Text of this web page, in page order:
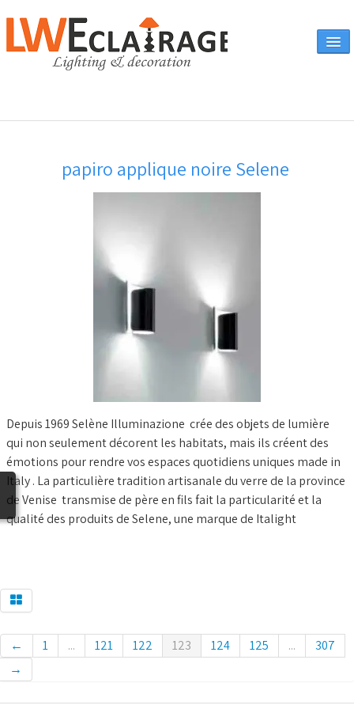
Vente en lignepapiro applique noire Selene
Depuis 1969 Selène Illuminazione crée des objets de lumière
qui non seulement décorent les habitats, mais ils créent des
émotions pour rendre vos espaces quotidiens uniques made in
Italy . La particulière tradition artisanale du verre de la province
de Venise transmise de père en fils fait la particularité et la
qualité des produits de Selene, une marque de Italight
← 1 ... 121 122 123 124 125 ...
307
→